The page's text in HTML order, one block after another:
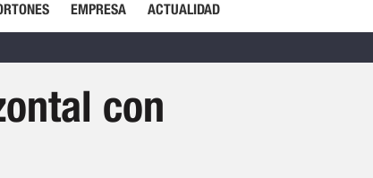
EMPRESA ACTUALIDAD
con